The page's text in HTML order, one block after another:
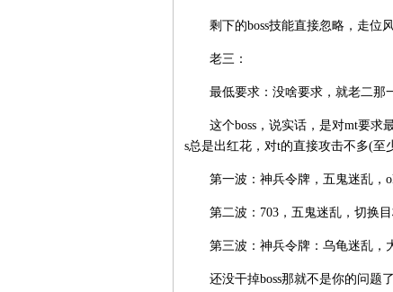
剩下的boss技能直接忽略，走位风
老三：
最低要求：没啥要求，就老二那
这个boss，说实话，是对mt要求最
s总是出红花，对t的直接攻击不多(至
第一波：神兵令牌，五鬼迷乱，
第二波：703，五鬼迷乱，切换目
第三波：神兵令牌：乌龟迷乱，
还没干掉boss那就不是你的问题了